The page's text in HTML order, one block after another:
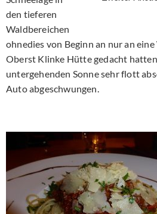
den tieferen
Waldbereichen
ohnedies von Beginn an nur an
Oberst Klinke Hütte gedacht
untergehenden Sonne sehr flott
Auto abgeschwungen.